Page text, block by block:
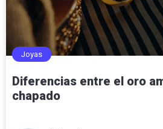
Joyas
Diferencias entre el oro
chapado